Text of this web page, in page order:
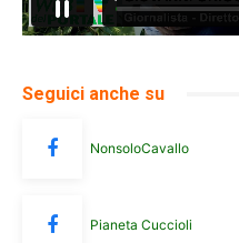
Seguici anche su
NonsoloCavallo
Pianeta Cuccioli